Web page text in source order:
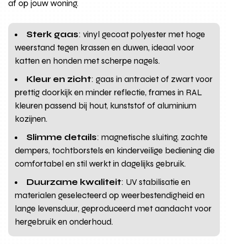
af op jouw woning.
Sterk gaas: vinyl gecoat polyester met hoge
weerstand tegen krassen en duwen, ideaal voor
katten en honden met scherpe nagels.
Kleur en zicht: gaas in antraciet of zwart voor
prettig doorkijk en minder reflectie, frames in RAL
kleuren passend bij hout, kunststof of aluminium
kozijnen.
Slimme details: magnetische sluiting, zachte
dempers, tochtborstels en kinderveilige bediening die
comfortabel en stil werkt in dagelijks gebruik.
Duurzame kwaliteit: UV stabilisatie en
materialen geselecteerd op weerbestendigheid en
lange levensduur, geproduceerd met aandacht voor
hergebruik en onderhoud.